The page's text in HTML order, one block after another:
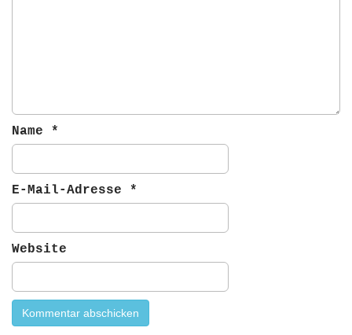
Name *
E-Mail-Adresse *
Website